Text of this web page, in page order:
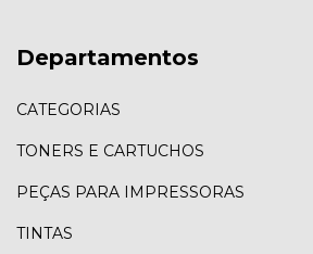
Departamentos
CATEGORIAS
TONERS E CARTUCHOS
PEÇAS PARA IMPRESSORAS
TINTAS